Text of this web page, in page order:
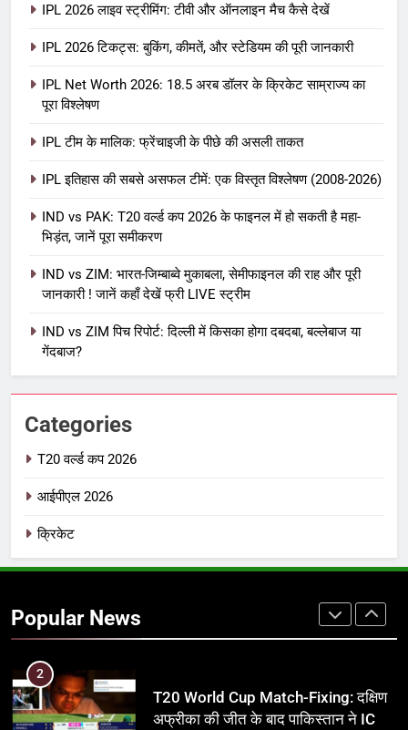
IPL 2026 लाइव स्ट्रीमिंग: टीवी और ऑनलाइन मैच कैसे देखें
IPL 2026 टिकट्स: बुकिंग, कीमतें, और स्टेडियम की पूरी जानकारी
IPL Net Worth 2026: 18.5 अरब डॉलर के क्रिकेट साम्राज्य का
पूरा विश्लेषण
IPL टीम के मालिक: फ्रेंचाइजी के पीछे की असली ताकत
IPL इतिहास की सबसे असफल टीमें: एक विस्तृत विश्लेषण (2008-2026)
IND vs PAK: T20 वर्ल्ड कप 2026 के फाइनल में हो सकती है महा-
भिड़ंत, जानें पूरा समीकरण
IND vs ZIM: भारत-जिम्बाब्वे मुकाबला, सेमीफाइनल की राह और पूरी
जानकारी ! जानें कहाँ देखें फ्री LIVE स्ट्रीम
IND vs ZIM पिच रिपोर्ट: दिल्ली में किसका होगा दबदबा, बल्लेबाज या
गेंदबाज?
Categories
T20 वर्ल्ड कप 2026
आईपीएल 2026
क्रिकेट
Popular News
IPL Net Worth 2026: 18.5 अरब डॉलर
आईपीएल 2026 क्रिकेट
IPL टीम के मालिक: फ्रेंचाइजी के पीछे की
असली ताकत
आईपीएल 2026 क्रिकेट
IPL इतिहास की सबसे असफल टीमें: एक
8
अर्जुन तेंदुलकर की पत्नी सानिया चंडोक:
उम्र, परिवार, करियर और शादी से जुड़ी हर
2
T20 World Cup Match-Fixing: दक्षिण
अफ्रीका की जीत के बाद पाकिस्तान ने ICC